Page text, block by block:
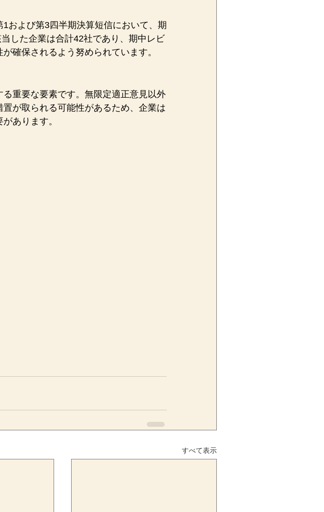
および第3四半期決算短信において、期
した企業は合計42社であり、期中レビ
確保されるよう努められています。
重要な要素です。無限定適正意見以外
が取られる可能性があるため、企業は
あります。
すべて表示